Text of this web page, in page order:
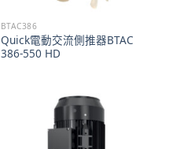
BTAC386
Quick電動交流側推器BTAC
386-550 HD